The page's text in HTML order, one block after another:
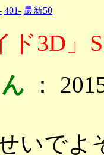
401- 最新50
ド3D
：
いでよ